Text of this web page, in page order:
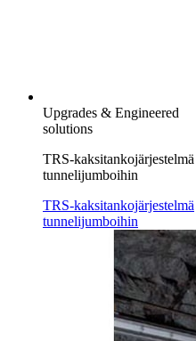
Upgrades & Engineered
solutions
TRS-kaksitankojärjestelmä
tunnelijumboihin
TRS-kaksitankojärjestelmä
tunnelijumboihin